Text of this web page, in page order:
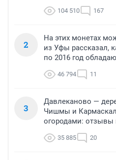
104 510 167
2
На этих монетах
из Уфы рассказал,
по 2016 год
46 794 11
3
Давлеканово —
Чишмы и
огородами: отзывы
35 885 20